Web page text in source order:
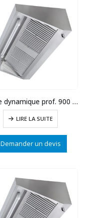
Hotte dynamique prof. 900 long.1500
LIRE LA SUITE
Demander un devis